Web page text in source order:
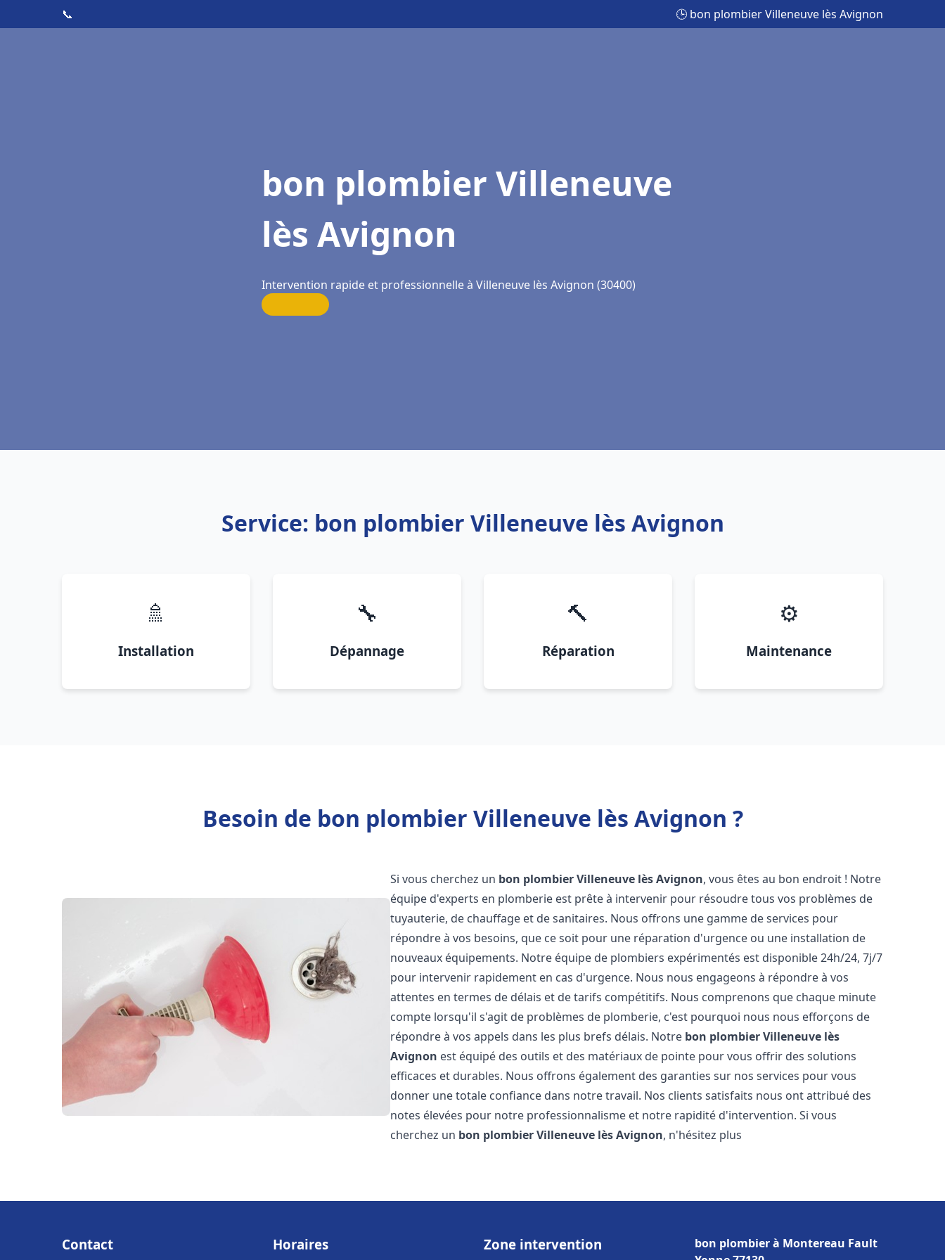
📞 🕒 bon plombier Villeneuve lès Avignon
bon plombier Villeneuve
lès Avignon
Intervention rapide et professionnelle à Villeneuve lès Avignon (30400)
Service: bon plombier Villeneuve lès Avignon
🚿
Installation
🔧
Dépannage
🔨
Réparation
⚙️
Maintenance
Besoin de bon plombier Villeneuve lès Avignon ?
Si vous cherchez un bon plombierVilleneuve lès Avignon, vous êtes au bon endroit ! Notre
équipe d'experts en plomberie est prête à intervenir pour résoudre tous vos problèmes de
tuyauterie, de chauffage et de sanitaires. Nous offrons une gamme de services pour
répondre à vos besoins, que ce soit pour une réparation d'urgence ou une installation de
nouveaux équipements. Notre équipe de plombiers expérimentés est disponible 24h/24, 7j/7
pour intervenir rapidement en cas d'urgence. Nous nous engageons à répondre à vos
attentes en termes de délais et de tarifs compétitifs. Nous comprenons que chaque minute
compte lorsqu'il s'agit de problèmes de plomberie, c'est pourquoi nous nous efforçons de
répondre à vos appels dans les plus brefs délais. Notre bon plombierVilleneuve lès
Avignon est équipé des outils et des matériaux de pointe pour vous offrir des solutions
efficaces et durables. Nous offrons également des garanties sur nos services pour vous
donner une totale confiance dans notre travail. Nos clients satisfaits nous ont attribué des
notes élevées pour notre professionnalisme et notre rapidité d'intervention. Si vous
cherchez un bon plombierVilleneuve lès Avignon, n'hésitez plus
Contact Horaires Zone intervention
bon plombier à Montereau Fault